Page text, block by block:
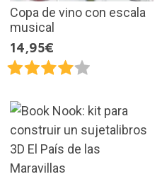
Copa de vino con escala
musical
14,95€